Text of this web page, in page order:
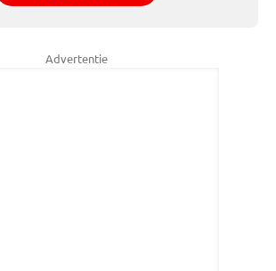
Advertentie